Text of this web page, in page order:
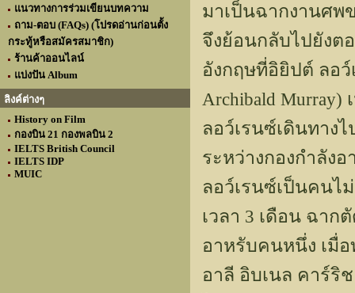
แนวทางการร่วมเขียนบทความ
ถาม-ตอบ (FAQs) (โปรดอ่านก่อนตั้ง
กระทู้หรือสมัครสมาชิก)
ร้านค้าออนไลน์
แบ่งปัน Album
ลิงค์ต่างๆ
History on Film
กองบิน 21 กองพลบิน 2
IELTS British Council
IELTS IDP
MUIC
มาเป็นฉากงานศพ
จึงย้อนกลับไปยังต
อังกฤษที่อิยิปต์ ลอว์
Archibald Murray)
ลอว์เรนซ์เดินทาง
ระหว่างกองกำลัง
ลอว์เรนซ์เป็นคนไ
เวลา 3 เดือน ฉา
อาหรับคนหนึ่ง เมื่
อาลี อิบเนล คาร์ริ